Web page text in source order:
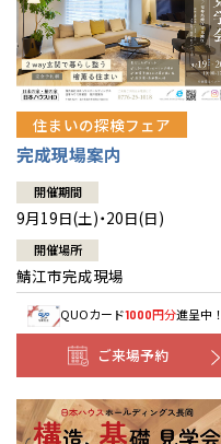
住まいの探検フェア
完成現場案内
開催期間
9月19日(土)・20日(日)
開催場所
鯖江市完成現場
QUOカード1000円分進呈中！
ご来場予約